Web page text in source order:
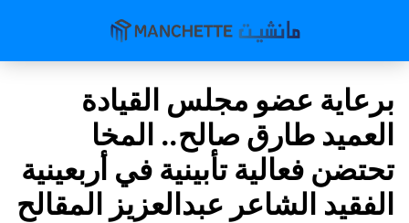
برعاية عضو مجلس القيادة
العميد طارق صالح.. المخا
تحتضن فعالية تأبينية في أربعينية
الفقيد الشاعر عبدالعزيز المقالح